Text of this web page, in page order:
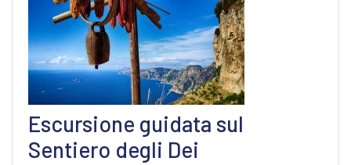
Escursione guidata sul
Sentiero degli Dei